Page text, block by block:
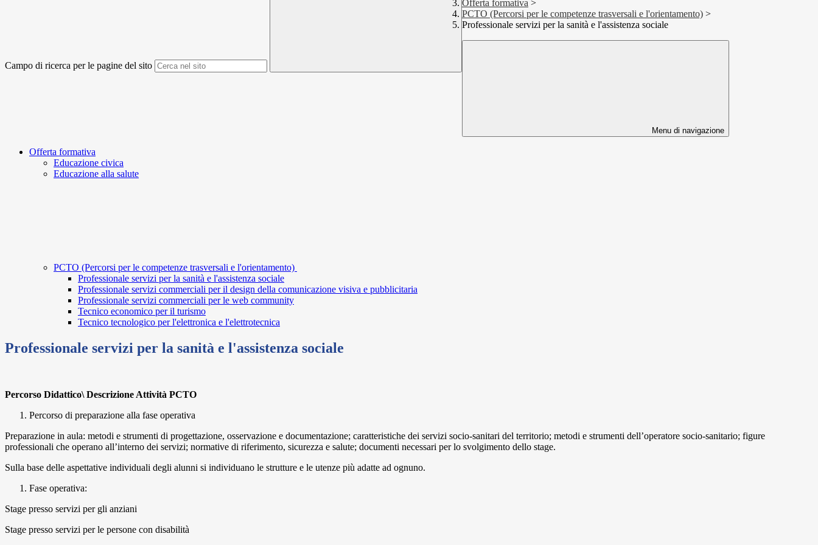
Campo di ricerca per le pagine del sito
Offerta formativa >
PCTO (Percorsi per le competenze trasversali e l'orientamento) >
Professionale servizi per la sanità e l'assistenza sociale
Menu di navigazione
Offerta formativa
Educazione civica
Educazione alla salute
PCTO (Percorsi per le competenze trasversali e l'orientamento)
Professionale servizi per la sanità e l'assistenza sociale
Professionale servizi commerciali per il design della comunicazione visiva e pubblicitaria
Professionale servizi commerciali per le web community
Tecnico economico per il turismo
Tecnico tecnologico per l'elettronica e l'elettrotecnica
Professionale servizi per la sanità e l'assistenza sociale
Percorso Didattico\ Descrizione Attività PCTO
Percorso di preparazione alla fase operativa
Preparazione in aula: metodi e strumenti di progettazione, osservazione e documentazione; caratteristiche dei servizi socio-sanitari del territorio; metodi e strumenti dell’operatore socio-sanitario; figure
professionali che operano all’interno dei servizi; normative di riferimento, sicurezza e salute; documenti necessari per lo svolgimento dello stage.
Sulla base delle aspettative individuali degli alunni si individuano le strutture e le utenze più adatte ad ognuno.
Fase operativa:
Stage presso servizi per gli anziani
Stage presso servizi per le persone con disabilità